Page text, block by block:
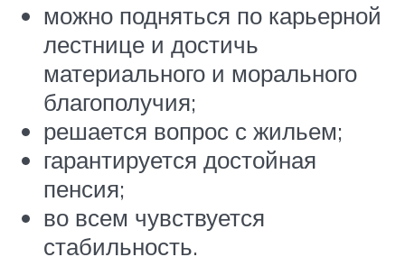
можно подняться по карьерной
лестнице и достичь
материального и морального
благополучия;
решается вопрос с жильем;
гарантируется достойная
пенсия;
во всем чувствуется
стабильность.